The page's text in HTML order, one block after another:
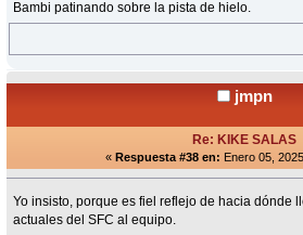
Bambi patinando sobre la pista de hielo.
jmpn
Re: KIKE SALAS
« Respuesta #38 en: Enero 05,
Yo insisto, porque es fiel reflejo de hacia dónde
actuales del SFC al equipo.